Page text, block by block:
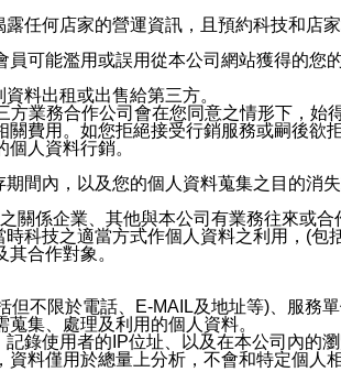
任何店家的營運資訊，且預約科技和
可能濫用或誤用從本公司網站獲得的
料出租或出售給第三方。
業務合作公司會在您同意之情形下，
費用。如您拒絕接受行銷服務或嗣後
人資料行銷。
間內，以及您的個人資料蒐集之目的消
關係企業、其他與本公司有業務往來或合
科技之適當方式作個人資料之利用，(
合作對象。
不限於電話、E-MAIL及地址等)、服
集、處理及利用的個人資料。
錄使用者的IP位址、以及在本公司內
料僅用於總量上分析，不會和特定個人相